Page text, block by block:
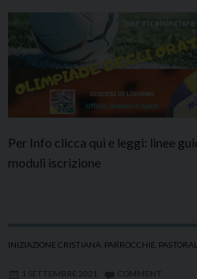
Per Info clicca qui e leggi: linee
moduli iscrizione
INIZIAZIONE CRISTIANA PARROCCHIE
1 SETTEMBRE 2021 COMMENT